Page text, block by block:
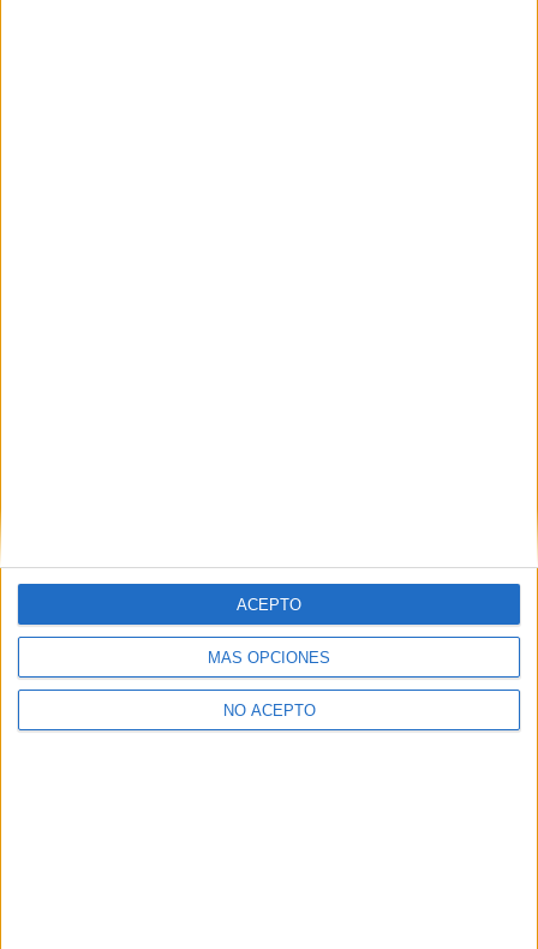
MÁS OPCIONES
NO ACEPTO
ACEPTO